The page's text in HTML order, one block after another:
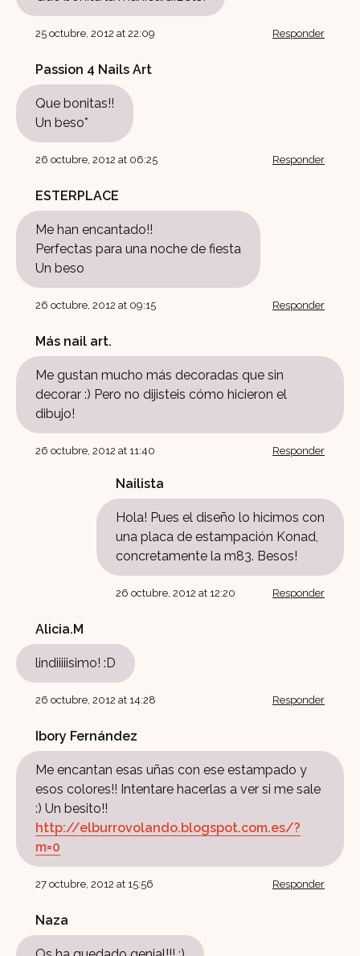
25 octubre, 2012 at 22:09 Responder
Passion 4 Nails Art
Que bonitas!!
Un beso*
26 octubre, 2012 at 06:25 Responder
ESTERPLACE
Me han encantado!!
Perfectas para una noche de fiesta
Un beso
26 octubre, 2012 at 09:15 Responder
Más nail art.
Me gustan mucho más decoradas que sin
decorar :) Pero no dijisteis cómo hicieron el
dibujo!
26 octubre, 2012 at 11:40 Responder
Nailista
Hola! Pues el diseño lo hicimos con
una placa de estampación Konad,
concretamente la m83. Besos!
26 octubre, 2012 at 12:20 Responder
Alicia.M
lindiiiiisimo! :D
26 octubre, 2012 at 14:28 Responder
Ibory Fernández
Me encantan esas uñas con ese estampado y
esos colores!! Intentare hacerlas a ver si me sale
:) Un besito!!
http://elburrovolando.blogspot.com.es/?
m=0
27 octubre, 2012 at 15:56 Responder
Naza